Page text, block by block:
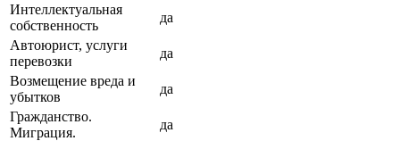
Интеллектуальная
собственность
да
Автоюрист, услуги
перевозки
да
Возмещение вреда и
убытков
да
Гражданство.
Миграция.
да